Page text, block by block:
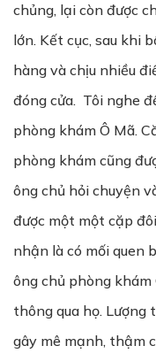
chủng, lại còn được
lớn. Kết cục, sau khi
hàng và chịu nhiều
đóng cửa. Tôi nghe
phòng khám Ô Mã.
phòng khám cũng
ông chủ hỏi chuyện
được một một cặp
nhận là có mối quen
ông chủ phòng
thông qua họ. Lượng
gây mê mạnh, thậm